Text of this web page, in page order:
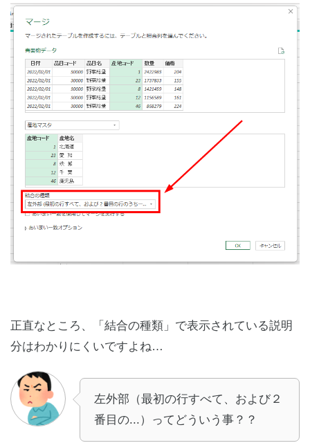
正直なところ、「結合の種類」で表示されている説明
分はわかりにくいですよね…
左外部（最初の行すべて、および２
番目の...）ってどういう事？？